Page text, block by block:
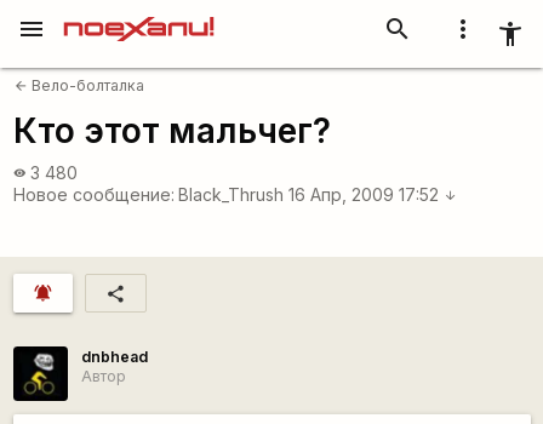
more_vert accessibility_new
search
menu
arrow_back Вело-болталка
Кто этот мальчег?
visibility 3 480
Новое сообщение: Black_Thrush 16 Апр, 2009 17:52 arrow_downward
notifications_active share
dnbhead
Автор